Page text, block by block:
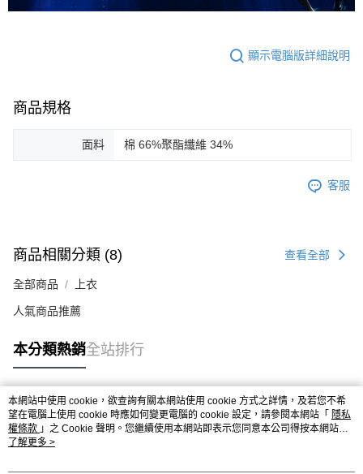
顯示電腦版詳細說明
商品規格
面料 棉 66%聚酯纖維 34%
客服
商品相關分類 (8) 查看全部
全部商品 上衣
人氣商品推薦
本分類熱銷全站排行
熱門標籤
本網站中使用 cookie，欲查詢有關本網站使用 cookie 方式之詳情，及若您不希
望在電腦上使用 cookie 時應如何變更電腦的 cookie 設定，請參閱本網站「 隱私
權條款 」之 Cookie 聲明。您繼續使用本網站即表示您同意本公司得按本網站使
用條款之 Cookie 聲明使用 cookie。
了解更多 >